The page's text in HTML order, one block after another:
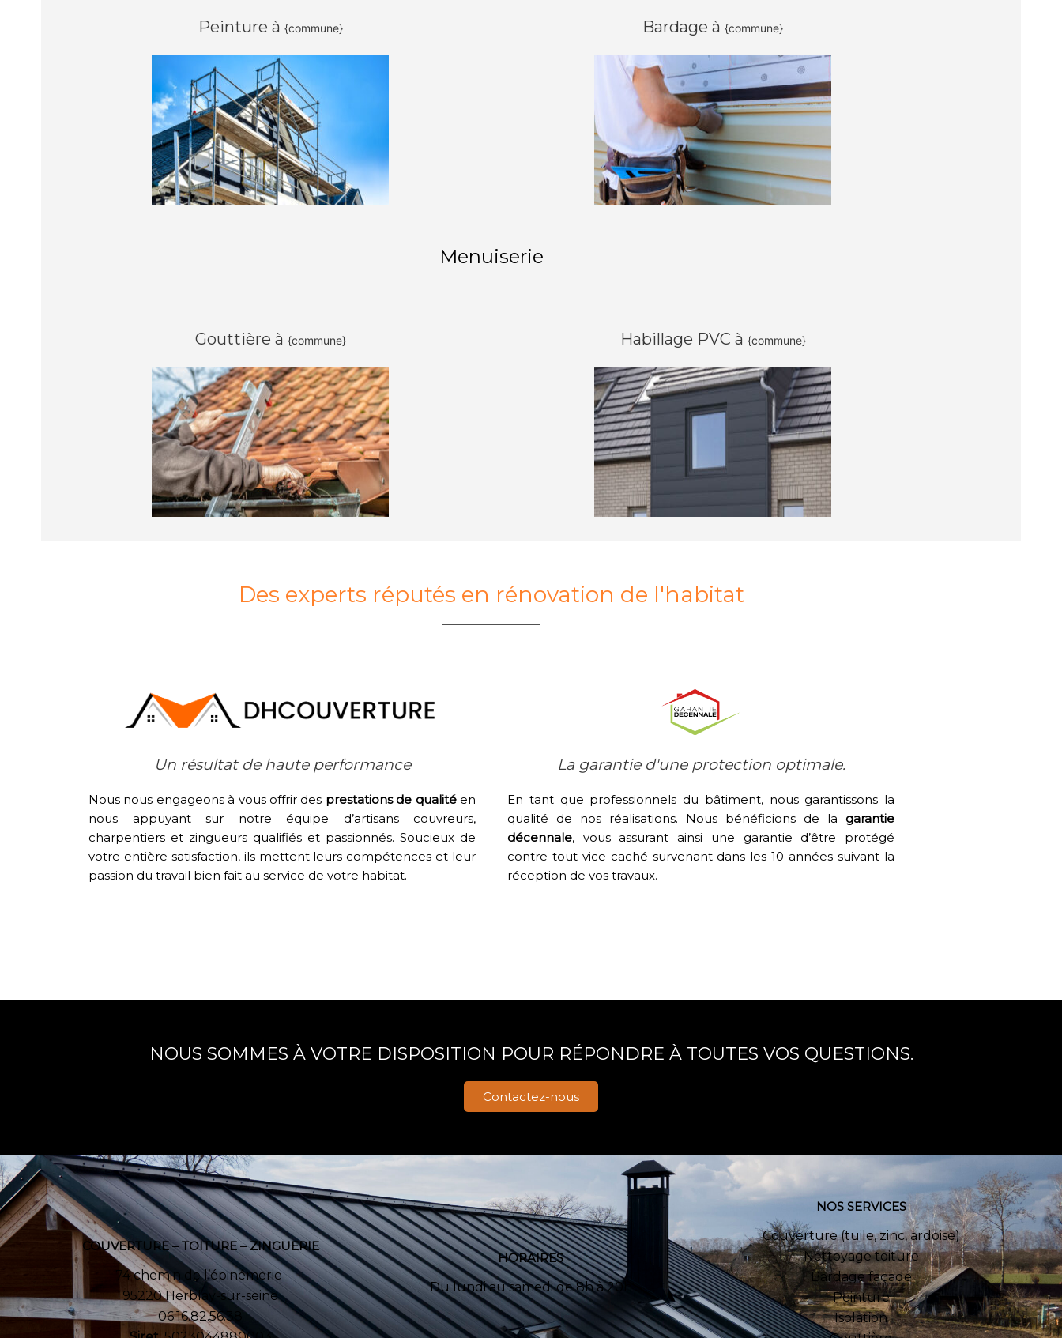
Peinture à {commune} Bardage à {commune}
Menuiserie
Gouttière à {commune} Habillage PVC à {commune}
Des experts réputés en rénovation de l'habitat
Un résultat de haute performance
Nous nous engageons à vous offrir des prestations de qualitéen
nous appuyant sur notre équipe d’artisans couvreurs,
charpentiers et zingueurs qualifiés et passionnés. Soucieux de
votre entière satisfaction, ils mettent leurs compétences et leur
passion du travail bien fait au service de votre habitat.
La garantie d'une protection optimale.
En tant que professionnels du bâtiment, nous garantissons la
qualité de nos réalisations. Nous bénéficions de la garantie
décennale, vous assurant ainsi une garantie d’être protégé
contre tout vice caché survenant dans les 10 années suivant la
réception de vos travaux.
NOUS SOMMES À VOTRE DISPOSITION POUR RÉPONDRE À TOUTES VOS QUESTIONS.
Contactez-nous
COUVERTURE – TOITURE – ZINGUERIE
74 chemin de l’épinémerie
95220 Herblay-sur-seine
06.16.82.56.38
HORAIRES
Du lundi au samedi de 8h à 20h
NOS SERVICES
Couverture (tuile, zinc, ardoise)
Nettoyage toiture
Bardage façade
Peinture
Isolation